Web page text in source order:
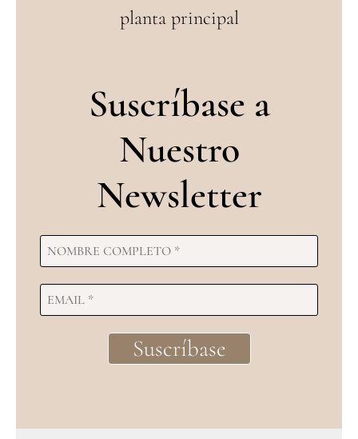
planta principal
Suscríbase a
Nuestro
Newsletter